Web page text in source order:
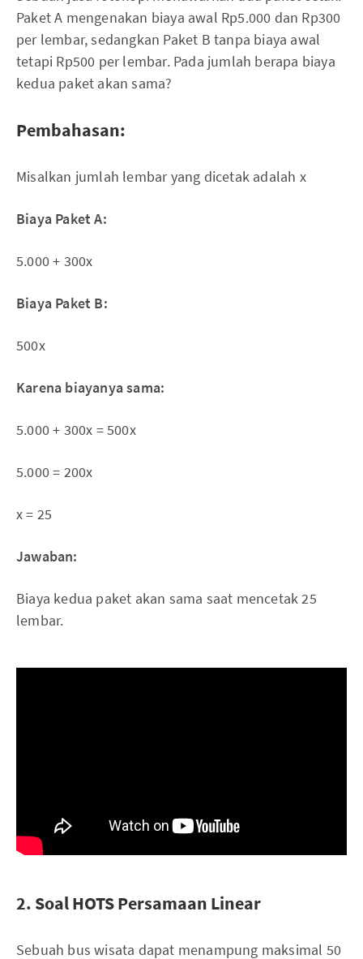
Paket A mengenakan biaya awal Rp5.000 dan Rp300
per lembar, sedangkan Paket B tanpa biaya awal
tetapi Rp500 per lembar. Pada jumlah berapa biaya
kedua paket akan sama?
Pembahasan:
Misalkan jumlah lembar yang dicetak adalah x
Biaya Paket A:
5.000 + 300x
Biaya Paket B:
500x
Karena biayanya sama:
5.000 + 300x = 500x
5.000 = 200x
x = 25
Jawaban:
Biaya kedua paket akan sama saat mencetak 25
lembar.
2. Soal HOTS Persamaan Linear
Sebuah bus wisata dapat menampung maksimal 50